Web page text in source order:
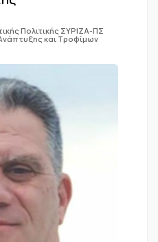
Πολιτικής ΣΥΡΙΖΑ-ΠΣ
και Τροφίμων